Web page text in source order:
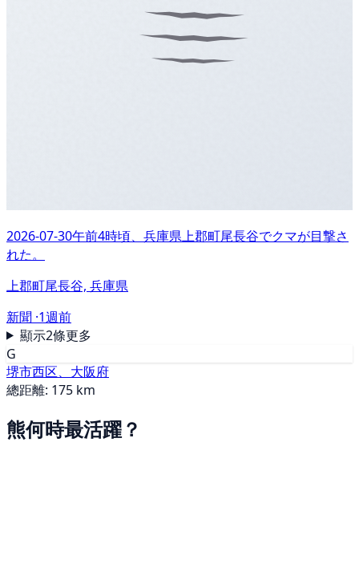
2026-07-30午前4時頃、兵庫県上郡町尾長谷でクマが目撃さ
れた。
上郡町尾長谷, 兵庫県
新聞 ·1週前
顯示2條更多
G
堺市西区、大阪府
總距離: 175 km
熊何時最活躍？